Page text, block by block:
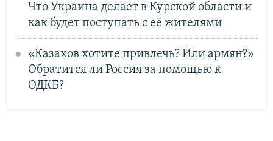
Что Украина делает в Курской области и
как будет поступать с её жителями
«Казахов хотите привлечь? Или армян?»
Обратится ли Россия за помощью к
ОДКБ?